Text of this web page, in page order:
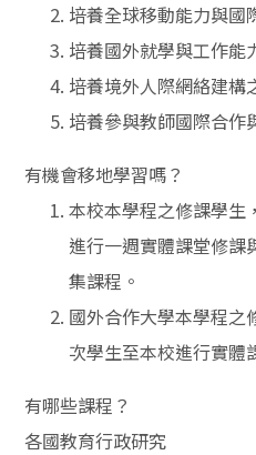
培養全球移動能力與國
培養國外就學與工作能
培養境外人際網絡建構
培養參與教師國際合作
有機會移地學習嗎？
本校本學程之修課學生
進行一週實體課堂修課
集課程。
國外合作大學本學程之
次學生至本校進行實體
有哪些課程？
各國教育行政研究